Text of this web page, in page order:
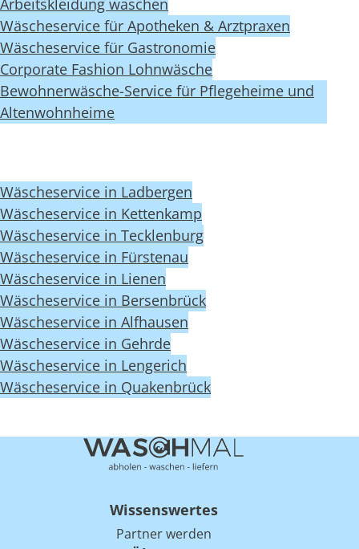
Wäscheservice für Apotheken & Arztpraxen
Wäscheservice für Gastronomie
Corporate Fashion Lohnwäsche
Bewohnerwäsche-Service für Pflegeheime und
Altenwohnheime
Wäscheservice in Ladbergen
Wäscheservice in Kettenkamp
Wäscheservice in Tecklenburg
Wäscheservice in Fürstenau
Wäscheservice in Lienen
Wäscheservice in Bersenbrück
Wäscheservice in Alfhausen
Wäscheservice in Gehrde
Wäscheservice in Lengerich
Wäscheservice in Quakenbrück
Wissenswertes
Partner werden